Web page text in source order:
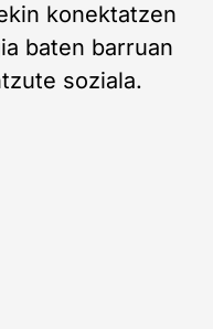
konektatzen
baten barruan
soziala.